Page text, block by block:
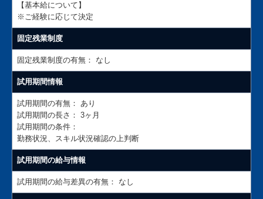
【基本給について】
※ご経験に応じて決定
固定残業制度
固定残業制度の有無： なし
試用期間情報
試用期間の有無： あり
試用期間の長さ： 3ヶ月
試用期間の条件：
勤務状況、スキル状況確認の上判断
試用期間の給与情報
試用期間の給与差異の有無： なし